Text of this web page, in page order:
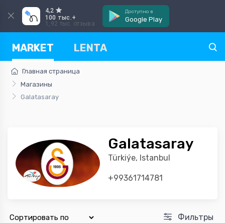
4,2
100 тыс.+
1,92 тыс. отзыва
Доступно в
Google Play
MARKET LENTA
Главная страница
Магазины
Galatasaray
Galatasaray
Türkiýe, Istanbul
+99361714781
Фильтры